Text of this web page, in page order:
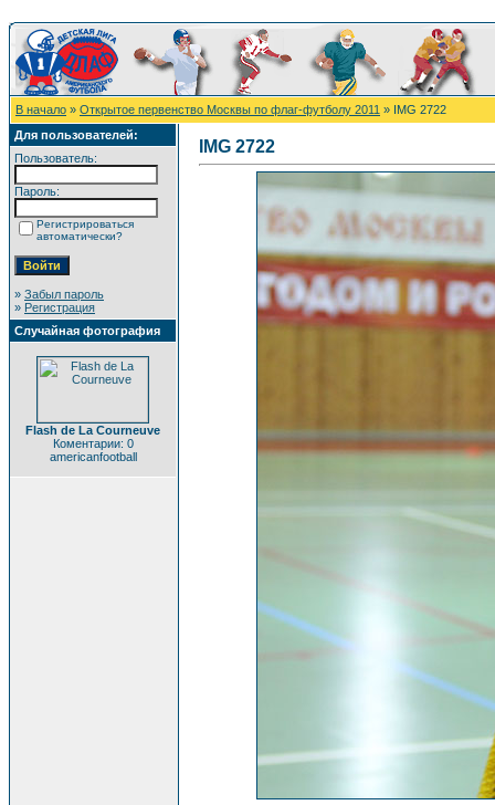
В начало » Открытое первенство Москвы по флаг-футболу 2011 » IMG 2722
Для пользователей:
Пользователь:
Пароль:
Регистрироваться
автоматически?
» Забыл пароль
» Регистрация
Случайная фотография
Flash de La Courneuve
Коментарии: 0
americanfootball
IMG 2722